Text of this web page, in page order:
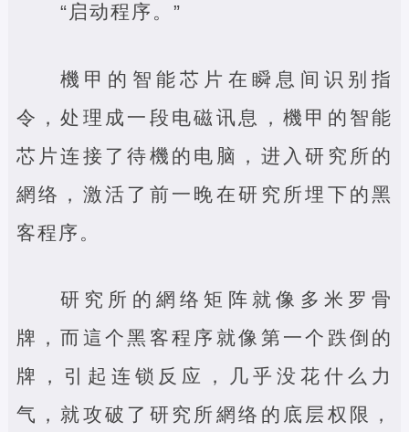
“启动程序。”
機甲的智能芯片在瞬息间识别指
令，处理成一段电磁讯息，機甲的智能
芯片连接了待機的电脑，进入研究所的
網络，激活了前一晚在研究所埋下的黑
客程序。
研究所的網络矩阵就像多米罗骨
牌，而這个黑客程序就像第一个跌倒的
牌，引起连锁反应，几乎没花什么力
气，就攻破了研究所網络的底层权限，